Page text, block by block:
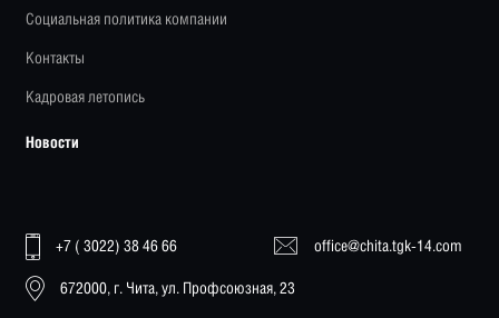
Социальная политика компании
Контакты
Кадровая летопись
Новости
+7 ( 3022) 38 46 66 office@chita.tgk-14.com
672000, г. Чита, ул. Профсоюзная, 23